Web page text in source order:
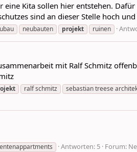
Kita sollen hier entstehen.
sind an dieser Stelle hoch
neubauten projekt ruinen
mit Ralf Schmitz
ralf schmitz sebastian treese
Antworten: 5 Forum: